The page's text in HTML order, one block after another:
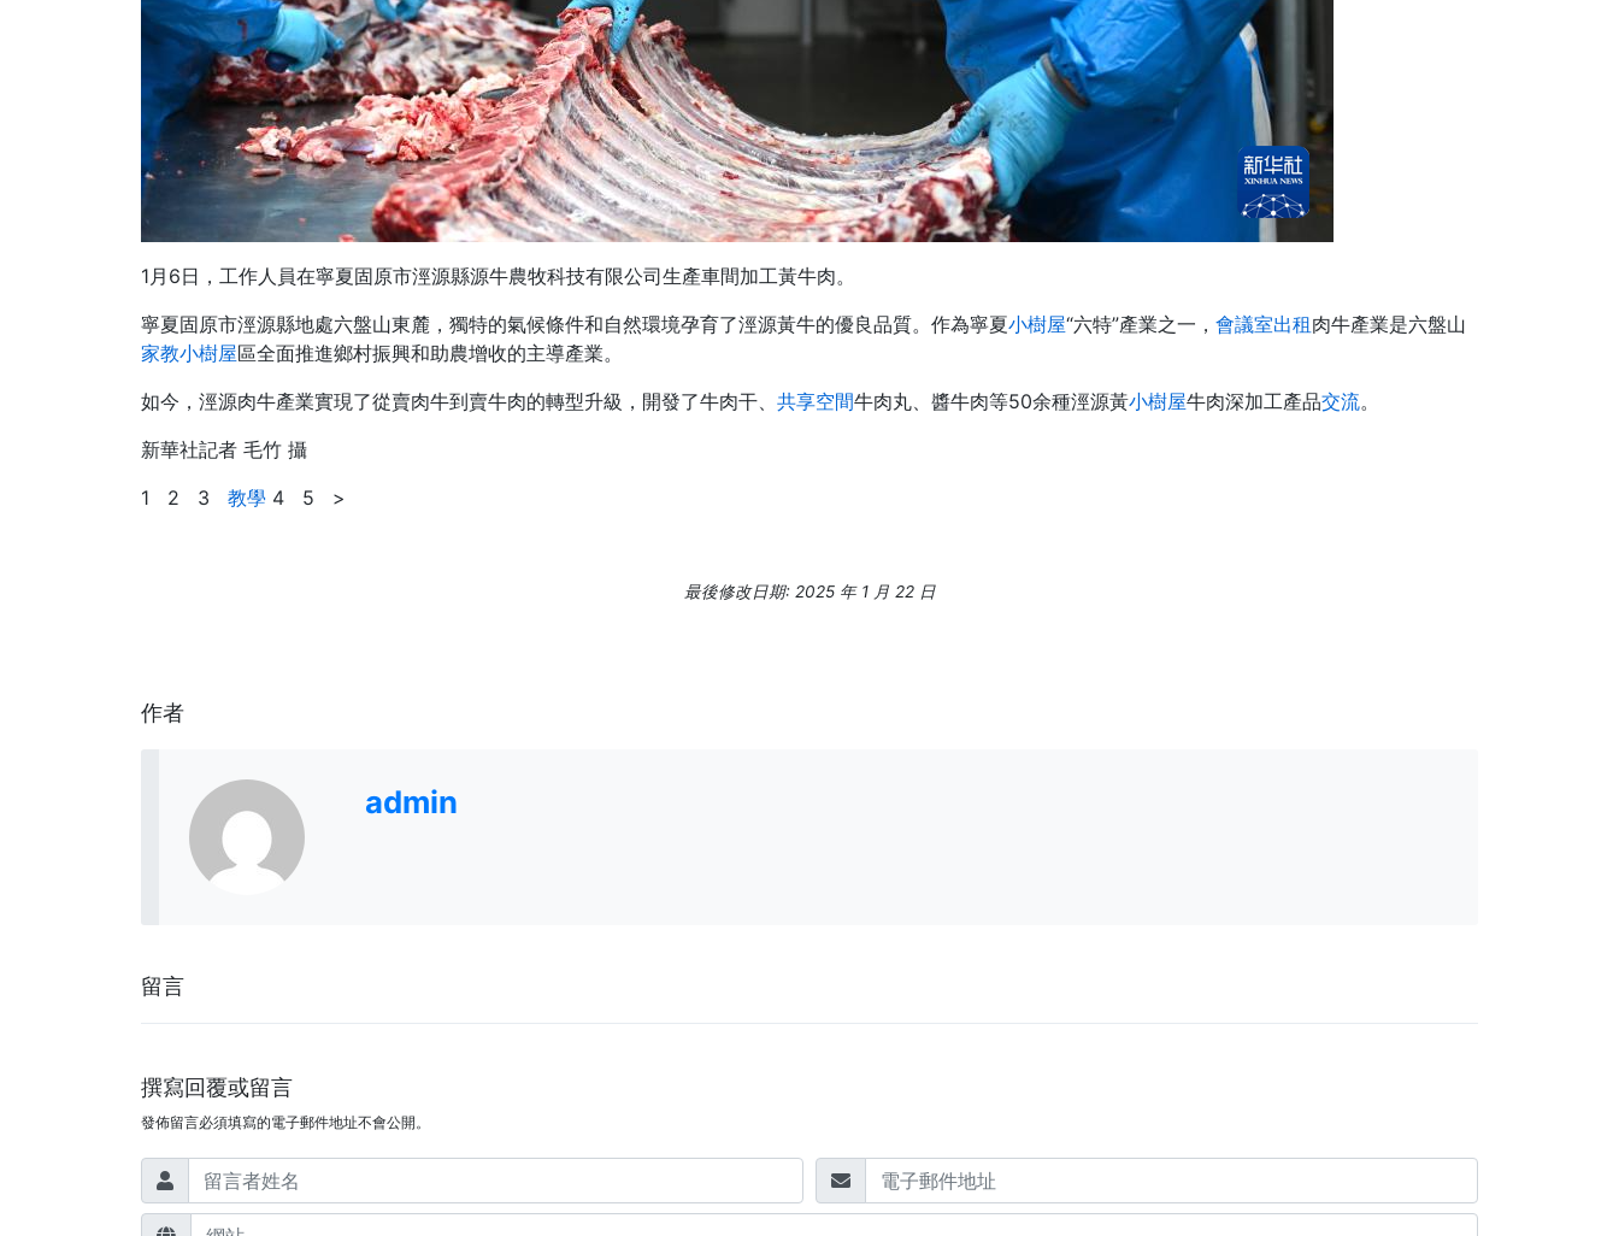
1月6日，工作人員在寧夏固原市涇源縣源牛農牧科技有限公司生產車間加工黃牛肉。
寧夏固原市涇源縣地處六盤山東麓，獨特的氣候條件和自然環境孕育了涇源黃牛的優良品質。作為寧夏小樹屋“六特”產業之一， 會議室出租肉牛產業是六盤山
家教小樹屋區全面推進鄉村振興和助農增收的主導產業。
如今，涇源肉牛產業實現了從賣肉牛到賣牛肉的轉型升級，開發了牛肉干、 共享空間牛肉丸、醬牛肉等50余種涇源黃小樹屋牛肉深加工產品交流。
新華社記者 毛竹 攝
1 2 3 教學 4 5 >
最後修改日期: 2025 年 1 月 22 日
作者
admin
留言
撰寫回覆或留言
發佈留言必須填寫的電子郵件地址不會公開。